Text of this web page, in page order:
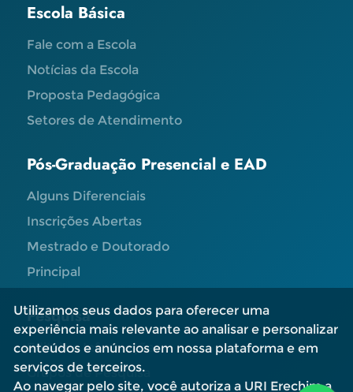
Escola Básica
Fale com a Escola
Notícias da Escola
Proposta Pedagógica
Setores de Atendimento
Pós-Graduação Presencial e EAD
Alguns Diferenciais
Inscrições Abertas
Mestrado e Doutorado
Principal
Pesquisa
Editais e Informações
Grupos de Pesquisa
Utilizamos seus dados para oferecer uma
experiência mais relevante ao analisar e personalizar
conteúdos e anúncios em nossa plataforma e em
serviços de terceiros.
Ao navegar pelo site, você autoriza a URI Erechim a